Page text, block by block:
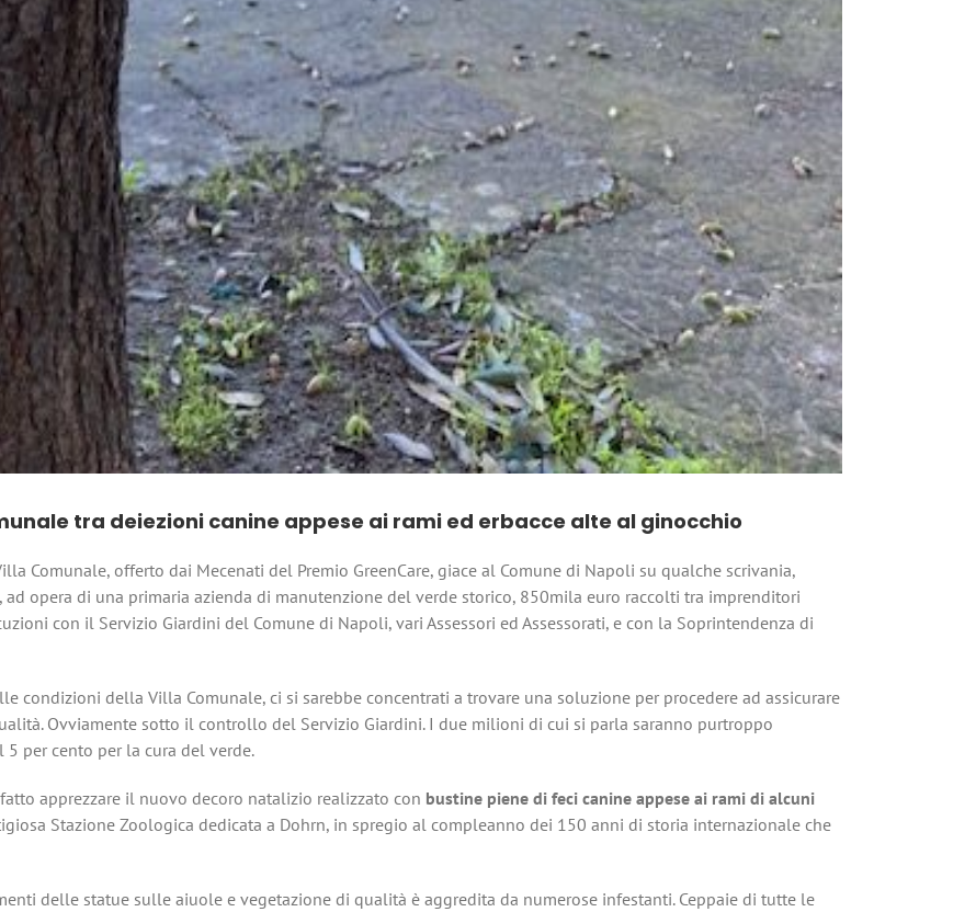
tra deiezioni canine appese ai rami ed erbacce alte al ginocchio
Comunale, offerto dai Mecenati del Premio GreenCare, giace al Comune di Napoli su qualche scrivania,
opera di una primaria azienda di manutenzione del verde storico, 850mila euro raccolti tra imprenditori
con il Servizio Giardini del Comune di Napoli, vari Assessori ed Assessorati, e con la Soprintendenza di
condizioni della Villa Comunale, ci si sarebbe concentrati a trovare una soluzione per procedere ad assicurare
Ovviamente sotto il controllo del Servizio Giardini. I due milioni di cui si parla saranno purtroppo
per cento per la cura del verde.
apprezzare il nuovo decoro natalizio realizzato con bustine piene di feci canine appese ai rami di alcuni
Stazione Zoologica dedicata a Dohrn, in spregio al compleanno dei 150 anni di storia internazionale che
delle statue sulle aiuole e vegetazione di qualità è aggredita da numerose infestanti. Ceppaie di tutte le